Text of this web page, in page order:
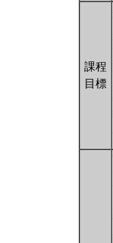
課程
目標